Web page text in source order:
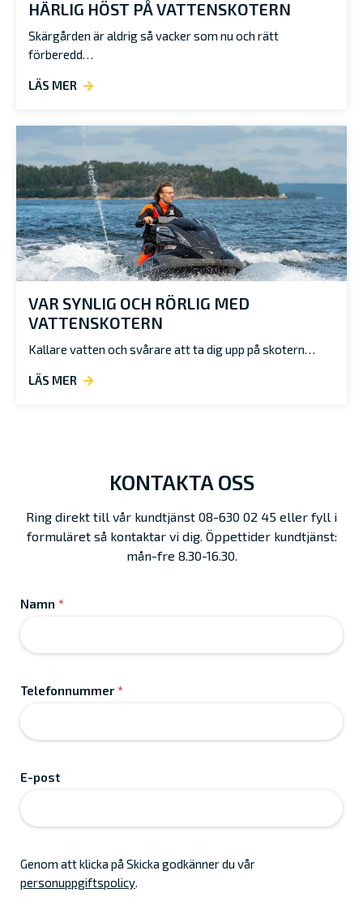
HÄRLIG HÖST PÅ VATTENSKOTERN
Skärgården är aldrig så vacker som nu och rätt
förberedd…
LÄS MER
VAR SYNLIG OCH RÖRLIG MED
VATTENSKOTERN
Kallare vatten och svårare att ta dig upp på skotern…
LÄS MER
KONTAKTA OSS
Ring direkt till vår kundtjänst 08-630 02 45 eller fyll i
formuläret så kontaktar vi dig. Öppettider kundtjänst:
mån-fre 8.30-16.30.
Namn *
Telefonnummer *
E-post
Genom att klicka på Skicka godkänner du vår
personuppgiftspolicy.